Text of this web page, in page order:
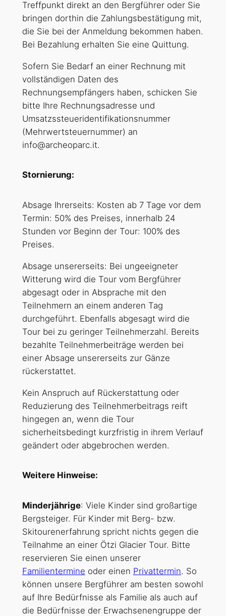
Treffpunkt direkt an den Bergführer oder Sie
bringen dorthin die Zahlungsbestätigung mit,
die Sie bei der Anmeldung bekommen haben.
Bei Bezahlung erhalten Sie eine Quittung.
Sofern Sie Bedarf an einer Rechnung mit
vollständigen Daten des
Rechnungsempfängers haben, schicken Sie
bitte Ihre Rechnungsadresse und
Umsatzssteueridentifikationsnummer
(Mehrwertsteuernummer) an
info@archeoparc.it.
Stornierung:
Absage Ihrerseits: Kosten ab 7 Tage vor dem
Termin: 50% des Preises, innerhalb 24
Stunden vor Beginn der Tour: 100% des
Preises.
Absage unsererseits: Bei ungeeigneter
Witterung wird die Tour vom Bergführer
abgesagt oder in Absprache mit den
Teilnehmern an einem anderen Tag
durchgeführt. Ebenfalls abgesagt wird die
Tour bei zu geringer Teilnehmerzahl. Bereits
bezahlte Teilnehmerbeiträge werden bei
einer Absage unsererseits zur Gänze
rückerstattet.
Kein Anspruch auf Rückerstattung oder
Reduzierung des Teilnehmerbeitrags reift
hingegen an, wenn die Tour
sicherheitsbedingt kurzfristig in ihrem Verlauf
geändert oder abgebrochen werden.
Weitere Hinweise:
Minderjährige: Viele Kinder sind großartige
Bergsteiger. Für Kinder mit Berg- bzw.
Skitourenerfahrung spricht nichts gegen die
Teilnahme an einer Ötzi Glacier Tour. Bitte
reservieren Sie einen unserer
Familientermine oder einen Privattermin. So
können unsere Bergführer am besten sowohl
auf Ihre Bedürfnisse als Familie als auch auf
die Bedürfnisse der Erwachsenengruppe der